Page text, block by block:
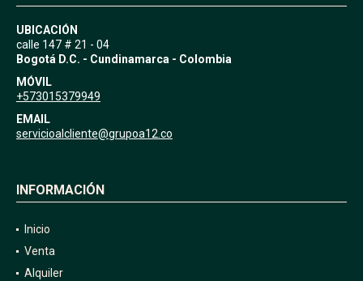
UBICACIÓN
calle 147 # 21 - 04
Bogotá D.C. - Cundinamarca - Colombia
MÓVIL
+573015379949
EMAIL
servicioalcliente@grupoa12.co
INFORMACIÓN
Inicio
Venta
Alquiler